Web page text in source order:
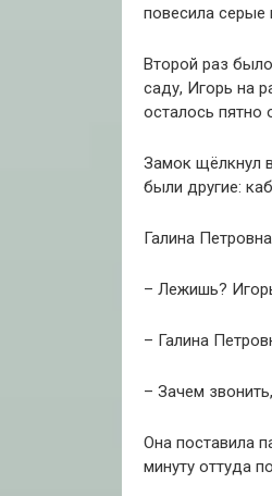
повесила серые
Второй раз
саду, Игорь на
осталось пятно
Замок щёлкнул
были другие:
Галина
– Лежишь?
– Галина
– Зачем
Она поставила
минуту оттуда